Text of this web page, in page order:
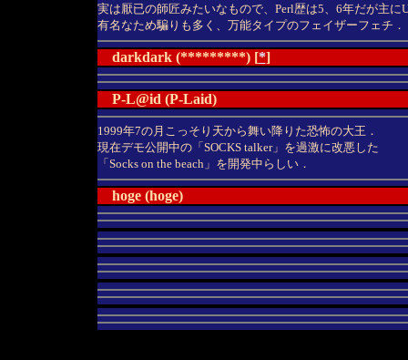
実は厭已の師匠みたいなもので、Perl歴は5、6年だが主に
有名なため騙りも多く、万能タイプのフェイザーフェチ．
darkdark (*********) [*]
P-L@id (P-Laid)
1999年7の月こっそり天から舞い降りた恐怖の大王．
現在デモ公開中の「SOCKS talker」を過激に改悪した
「Socks on the beach」を開発中らしい．
hoge (hoge)